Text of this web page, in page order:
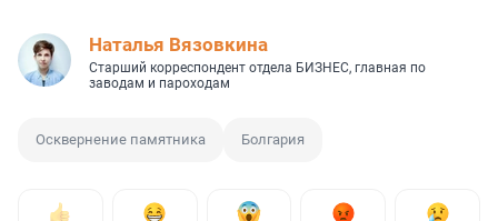
Наталья Вязовкина
Старший корреспондент отдела БИЗНЕС, главная по
заводам и пароходам
Осквернение памятника Болгария